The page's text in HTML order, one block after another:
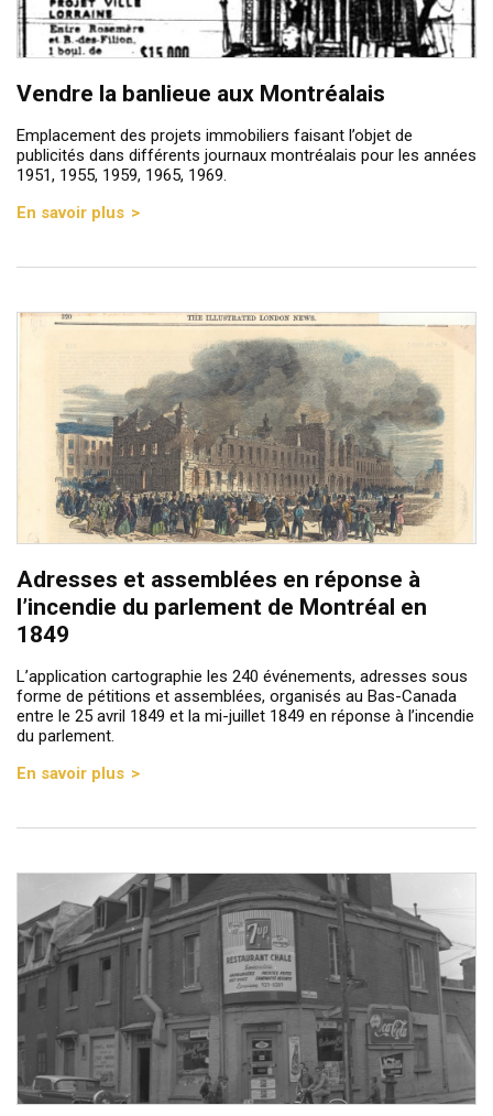
Vendre la banlieue aux Montréalais
Emplacement des projets immobiliers faisant l’objet de
publicités dans différents journaux montréalais pour les années
1951, 1955, 1959, 1965, 1969.
En savoir plus
Adresses et assemblées en réponse à
l’incendie du parlement de Montréal en
1849
L’application cartographie les 240 événements, adresses sous
forme de pétitions et assemblées, organisés au Bas-Canada
entre le 25 avril 1849 et la mi-juillet 1849 en réponse à l’incendie
du parlement.
En savoir plus